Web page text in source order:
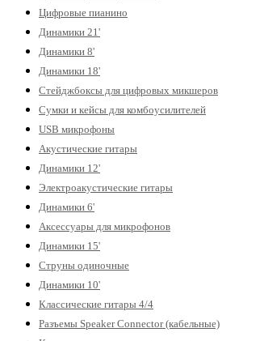
Цифровые пианино
Динамики 21'
Динамики 8'
Динамики 18'
Стейджбоксы для цифровых микшеров
Сумки и кейсы для комбоусилителей
USB микрофоны
Акустические гитары
Динамики 12'
Электроакустические гитары
Динамики 6'
Аксессуары для микрофонов
Динамики 15'
Струны одиночные
Динамики 10'
Классические гитары 4/4
Разъемы Speaker Connector (кабельные)